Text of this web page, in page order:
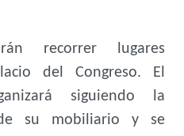
recorrer lugares
del Congreso. El
siguiendo la
su mobiliario y se